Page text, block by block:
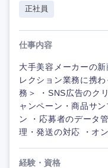
正社員
仕事内容
大手美容メーカーの
レクション業務に携
務＞ ・SNS広告のク
ャンペーン・商品サ
ン ・応募者のデータ
理・発送の対応 ・オ
経験・資格